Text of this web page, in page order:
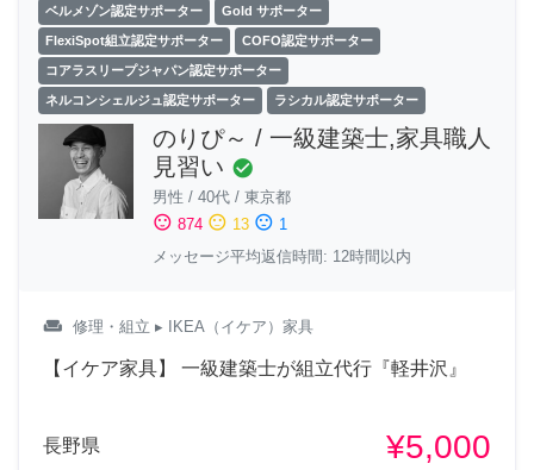
ベルメゾン認定サポーター Gold サポーター
FlexiSpot組立認定サポーター COFO認定サポーター
コアラスリープジャパン認定サポーター
ネルコンシェルジュ認定サポーター ラシカル認定サポーター
のりぴ～ / 一級建築士,家具職人
見習い check_circle
男性 / 40代 / 東京都
sentiment_satisfied 874 sentiment_neutral 13 sentiment_dissatisfied 1
メッセージ平均返信時間: 12時間以内
weekend 修理・組立 ▸ IKEA（イケア）家具
【イケア家具】 一級建築士が組立代行『軽井沢』
長野県 ¥5,000